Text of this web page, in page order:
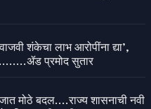
शंकेचा लाभ आरोपींना द्या’,
प्रमोद सुतार
मोठे बदल....राज्य शासनाची नवी